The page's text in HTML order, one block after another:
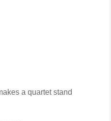
a quartet stand